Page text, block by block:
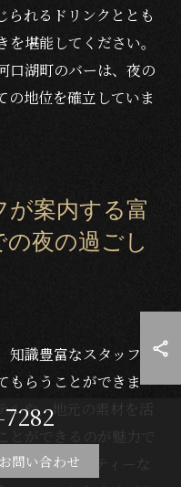
られるドリンクととも
堪能してください。
口湖町のバーは、夜の
の地位を確立していま
が案内する富
夜の過ごし
知識豊富なスタッフか
もらうことができま
ルや、地元の素材を活
とができるのが魅力で
使ったフルーティーな
お問い合わせ